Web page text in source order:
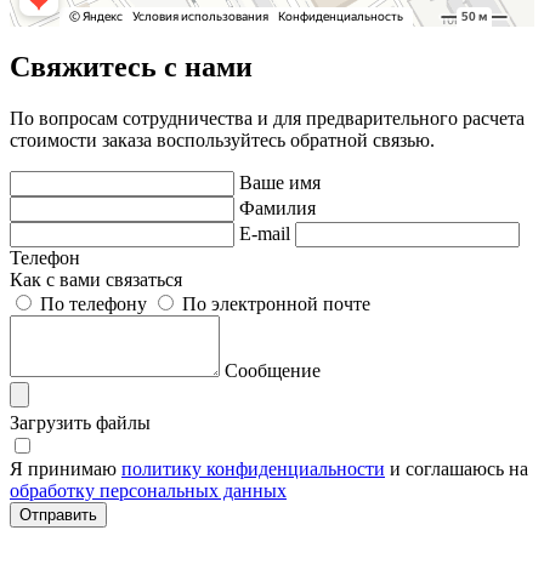
Свяжитесь с нами
По вопросам сотрудничества и для предварительного расчета
стоимости заказа воспользуйтесь обратной связью.
Ваше имя
Фамилия
E-mail
Телефон
Как с вами связаться
По телефону
По электронной почте
Сообщение
Загрузить файлы
Я принимаю политику конфиденциальности и соглашаюсь на
обработку персональных данных